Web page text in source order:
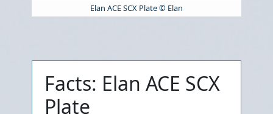
Elan ACE SCX Plate © Elan
Facts: Elan ACE SCX
Plate